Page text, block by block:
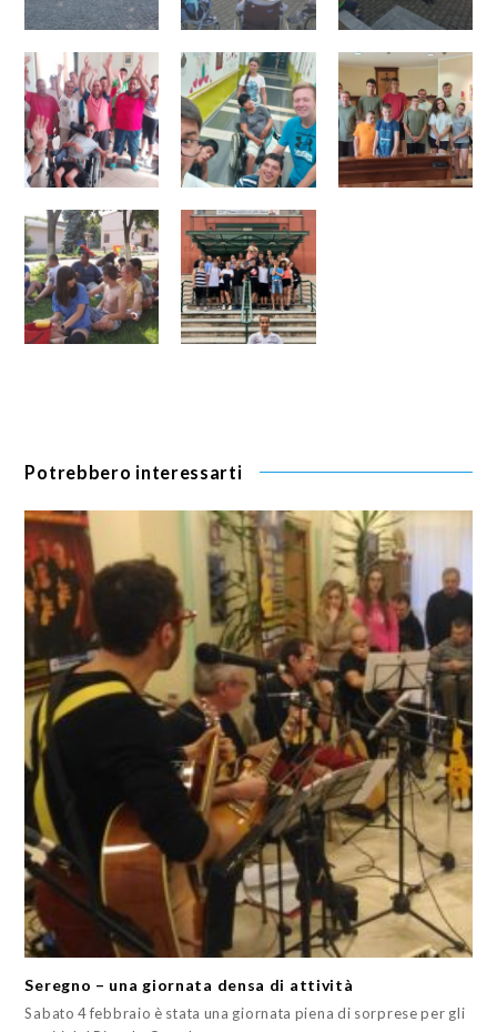
Potrebbero interessarti
Seregno – una giornata densa di attività
Sabato 4 febbraio è stata una giornata piena di sorprese per gli